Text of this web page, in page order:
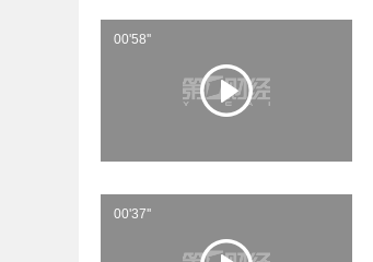
00'58''
00'37''